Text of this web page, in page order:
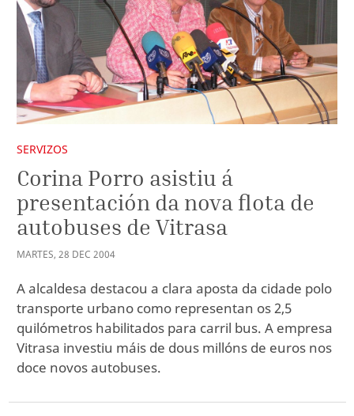
SERVIZOS
Corina Porro asistiu á
presentación da nova flota de
autobuses de Vitrasa
MARTES, 28 DEC 2004
A alcaldesa destacou a clara aposta da cidade polo
transporte urbano como representan os 2,5
quilómetros habilitados para carril bus. A empresa
Vitrasa investiu máis de dous millóns de euros nos
doce novos autobuses.